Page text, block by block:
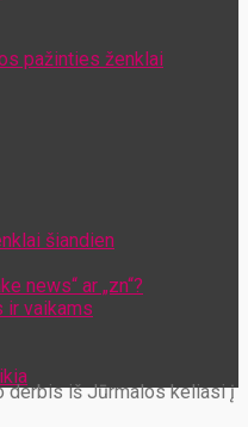
pažinties ženklai
šiandien
news“ ar „zn“?
ir vaikams
derbis iš Jūrmalos keliasi į